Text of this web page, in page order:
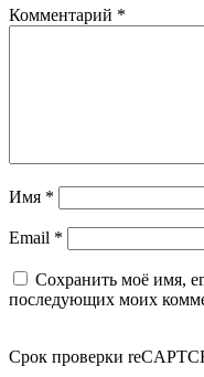
Комментарий *
Имя *
Email *
Сохранить моё имя,
последующих моих
Срок проверки